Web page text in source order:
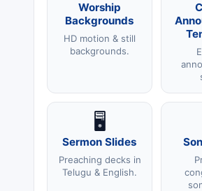
Worship
Backgrounds
HD motion & still
backgrounds.
🖥️
Sermon Slides
Preaching decks in
Telugu & English.